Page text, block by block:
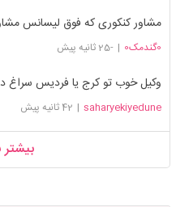
مشاور کنکوری که فوق لیسانس
0گندمک0 | -25 ثانیه پیش
وکیل خوب تو کرج یا فردیس سراغ
saharyekiyedune
| 42 ثانیه پیش
بیشتر